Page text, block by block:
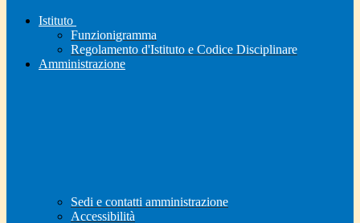
Istituto
Funzionigramma
Regolamento d'Istituto e Codice Disciplinare
Amministrazione
Sedi e contatti amministrazione
Accessibilità